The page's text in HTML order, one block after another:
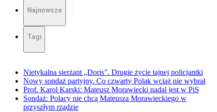
Najnowsze
Tagi
Nietykalna sierżant „Doris”. Drugie życie tajnej policjantki
Nowy sondaż partyjny. Co czwarty Polak wciąż nie wybrał
Prof. Karol Karski: Mateusz Morawiecki nadal jest w PiS
Sondaż: Polacy nie chcą Mateusza Morawieckiego w
przyszłym rządzie